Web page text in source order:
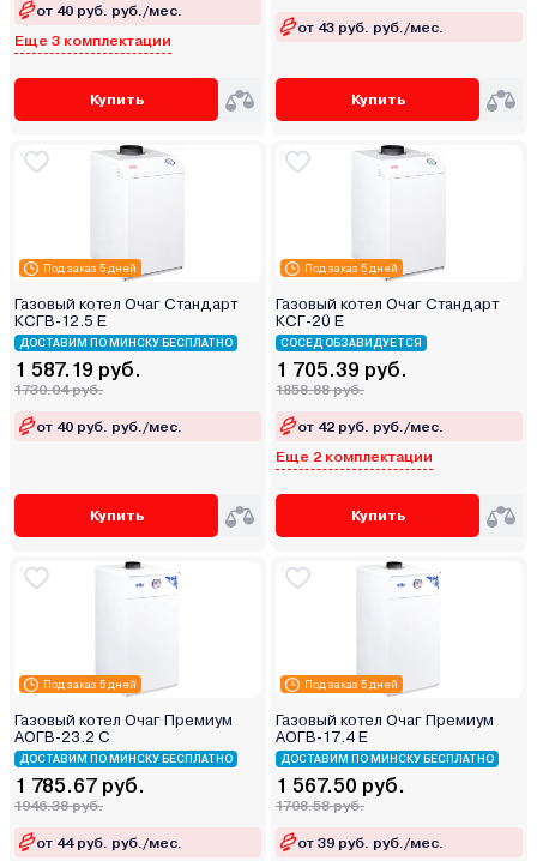
от 40 руб. руб./мес.
Еще 3 комплектации
Купить
от 43 руб. руб./мес.
Купить
Под заказ 5 дней
Газовый котел Очаг Стандарт
КСГВ-12.5 Е
ДОСТАВИМ ПО МИНСКУ БЕСПЛАТНО
1 587.19 руб.
1730.04 руб.
от 40 руб. руб./мес.
Купить
Под заказ 5 дней
Газовый котел Очаг Стандарт
КСГ-20 Е
СОСЕД ОБЗАВИДУЕТСЯ
1 705.39 руб.
1858.88 руб.
от 42 руб. руб./мес.
Еще 2 комплектации
Купить
Под заказ 5 дней
Газовый котел Очаг Премиум
АОГВ-23.2 С
ДОСТАВИМ ПО МИНСКУ БЕСПЛАТНО
1 785.67 руб.
1946.38 руб.
от 44 руб. руб./мес.
Под заказ 5 дней
Газовый котел Очаг Премиум
АОГВ-17.4 Е
ДОСТАВИМ ПО МИНСКУ БЕСПЛАТНО
1 567.50 руб.
1708.58 руб.
от 39 руб. руб./мес.